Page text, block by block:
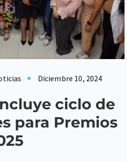
Diciembre 10, 2024
ciclo de
para Premios